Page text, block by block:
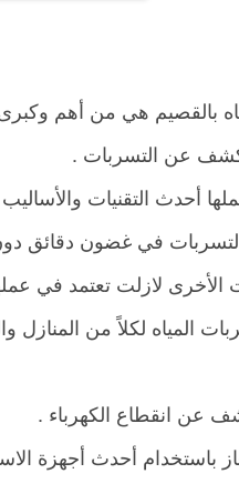
بالقصيم هي من أهم وكبرى
عن التسربات .
أحدث التقنيات والأساليب
في غضون دقائق
لازلت تعتمد في
المياه لكلاً من المنازل
عن انقطاع الكهرباء .
أحدث أجهزة